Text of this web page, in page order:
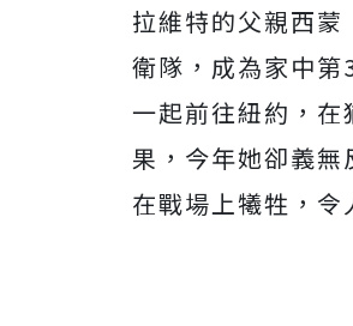
拉維特的父親西
衛隊，成為家中
一起前往紐約，
果，今年她卻義
在戰場上犧牲，令